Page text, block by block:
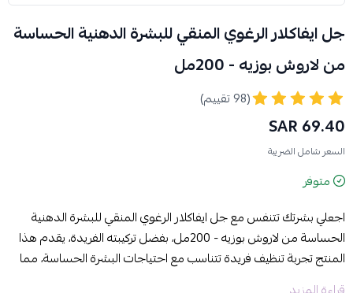
جل ايفاكلار الرغوي المنقي للبشرة الدهنية الحساسة
من لاروش بوزيه - 200مل
(98 تقييم)
69.40 SAR
السعر شامل الضريبة
متوفر
اجعلي بشرتك تتنفس مع جل ايفاكلار الرغوي المنقي للبشرة الدهنية
الحساسة من لاروش بوزيه - 200مل، بفضل تركيبته الفريدة، يقدم هذا
المنتج تجربة تنظيف فريدة تتناسب مع احتياجات البشرة الحساسة، مما